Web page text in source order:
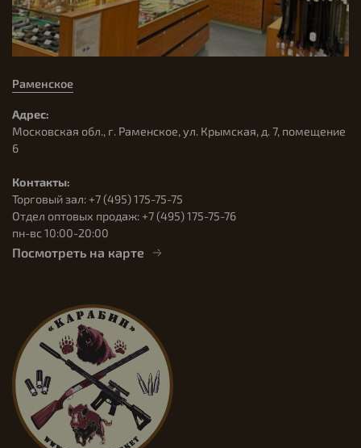
Раменское
Адрес:
Московская обл., г. Раменское, ул. Крымская, д. 7, помещение
6
Контакты:
Торговый зал: +7 (495) 175-75-75
Отдел оптовых продаж: +7 (495) 175-75-76
пн-вс 10:00-20:00
Посмотреть на карте